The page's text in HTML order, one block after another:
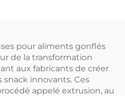
pour aliments gonflés
de la transformation
aux fabricants de créer
innovants. Ces
appelé extrusion, au